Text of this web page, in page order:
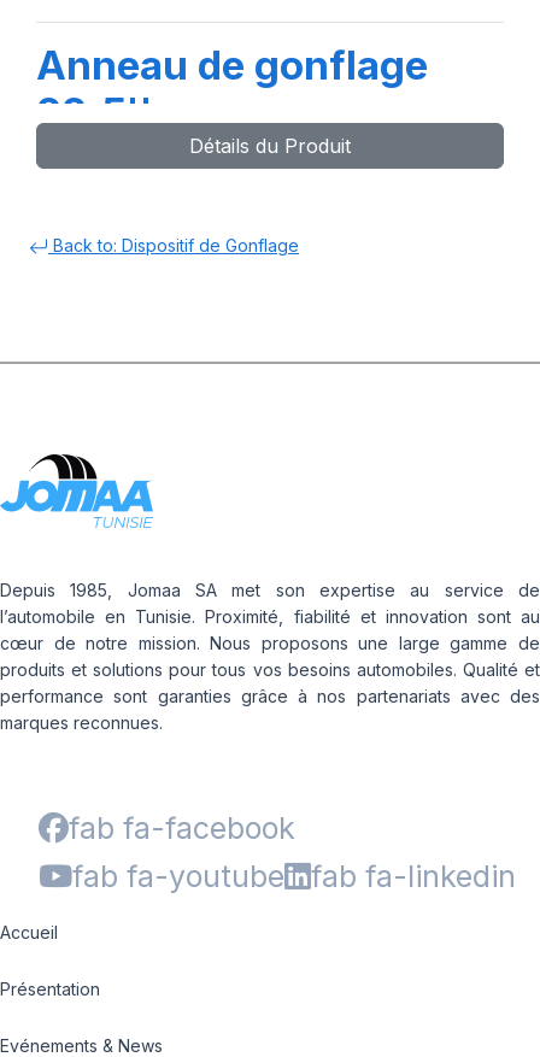
Anneau de gonflage
22.5''
Détails du Produit
Back to: Dispositif de Gonflage
Depuis 1985, Jomaa SA met son expertise au service de
l’automobile en Tunisie. Proximité, fiabilité et innovation sont au
cœur de notre mission. Nous proposons une large gamme de
produits et solutions pour tous vos besoins automobiles. Qualité et
performance sont garanties grâce à nos partenariats avec des
marques reconnues.
fab fa-facebook
fab fa-youtube
fab fa-linkedin
Accueil
Présentation
Evénements & News